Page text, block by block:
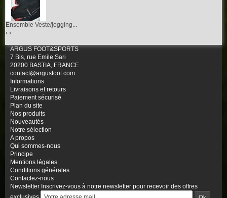
Ensemble Veste/jogging...
‹ ›
ARGUS FOOT&SPORTS
7 Bis, rue Emile Sari
20200 BASTIA, FRANCE
contact@argusfoot.com
Informations
Livraisons et retours
Paiement sécurisé
Plan du site
Nos produits
Nouveautés
Notre sélection
A propos
Qui sommes-nous
Principe
Mentions légales
Conditions générales
Contactez-nous
Newsletter Inscrivez-vous à notre newsletter pour recevoir des offres